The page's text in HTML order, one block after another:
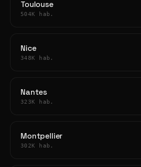
Toulouse
504K hab.
Nice
348K hab.
Nantes
323K hab.
Montpellier
302K hab.